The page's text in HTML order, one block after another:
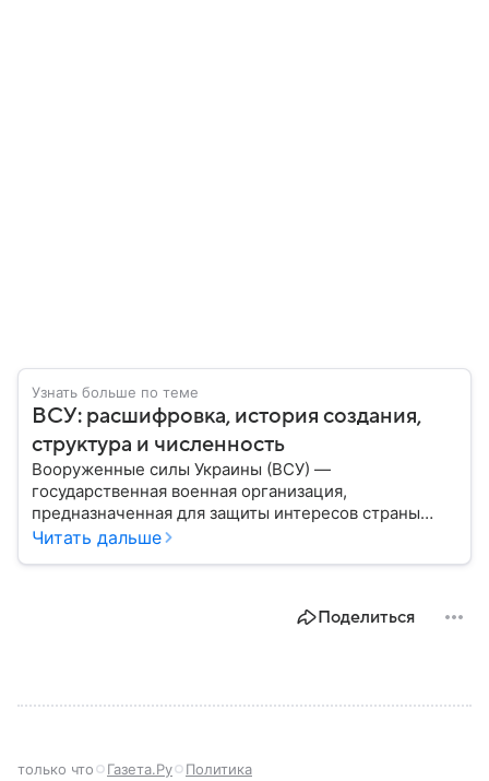
Узнать больше по теме
ВСУ: расшифровка, история создания,
структура и численность
Вооруженные силы Украины (ВСУ) —
государственная военная организация,
предназначенная для защиты интересов страны
военным путем. Была создана после
Читать дальше
Поделиться
только что Газета.Ру Политика